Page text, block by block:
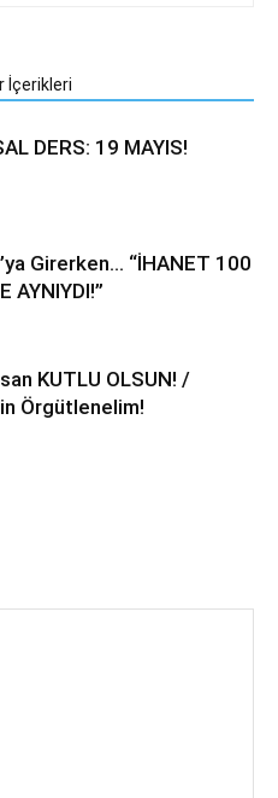
İçerikleri
DERS: 19 MAYIS!
Girerken… “İHANET 100
AYNIYDI!”
KUTLU OLSUN! /
Örgütlenelim!